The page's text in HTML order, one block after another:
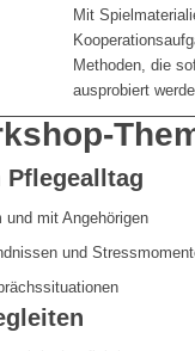
Mit
Methoden, die
ausprobiert
und mit Angehörigen
und